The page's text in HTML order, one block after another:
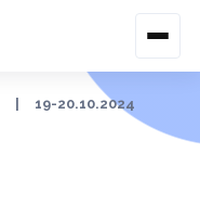
19-20.10.2024